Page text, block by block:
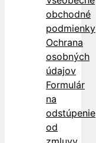
obchodné
podmienky
Ochrana
osobných
údajov
Formulár
na
odstúpenie
od